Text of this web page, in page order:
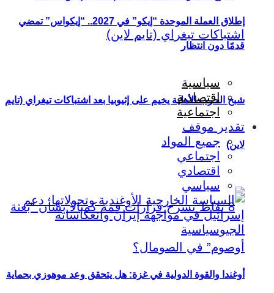
شبح الحرب الأهلية يخيم على إثيوبيا بعد اشتباكات تيغراي (تايم
لاين)
إطلاق العملة الموحدة “إيكو” في 2027.. “إيكواس” تمضي
قدمًا دون انتظار
سياسية
اقتصادية
اجتماعية
تقدير موقف
جميع المواد
اجتماعي
اقتصادي
سياسي
أوغندا والقوة الدولية في غزة: هل يتحقق وعد موهوزي بحماية